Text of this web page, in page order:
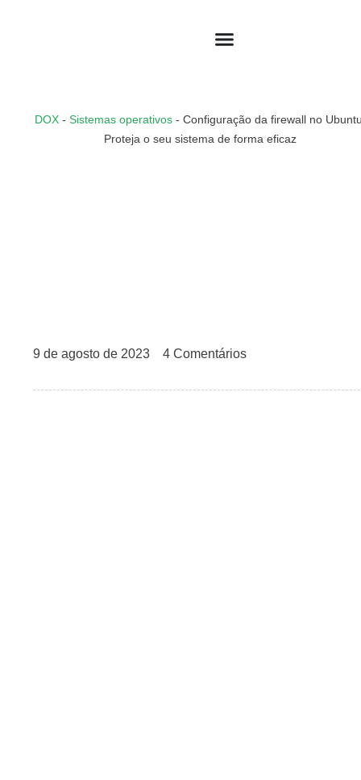
DOX -Sistemas operativos -Configuração da firewall no
Proteja o seu sistema de forma eficaz
9 de agosto de 2023 4 Comentários